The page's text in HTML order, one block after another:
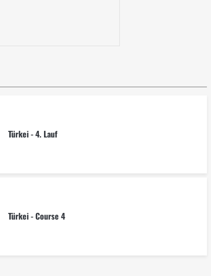
Türkei - 4. Lauf
Türkei - Course 4